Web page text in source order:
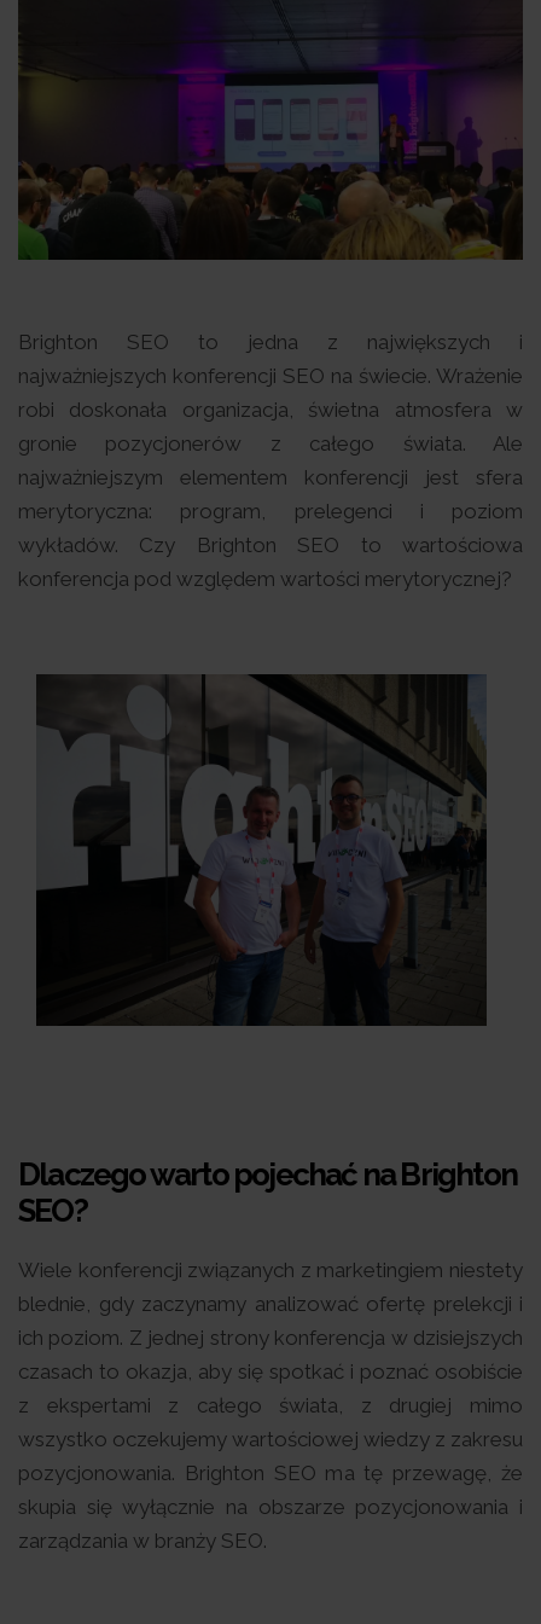
Brighton SEO to jedna z największych i
najważniejszych konferencji SEO na świecie. Wrażenie
robi doskonała organizacja, świetna atmosfera w
gronie pozycjonerów z całego świata. Ale
najważniejszym elementem konferencji jest sfera
merytoryczna: program, prelegenci i poziom
wykładów. Czy Brighton SEO to wartościowa
konferencja pod względem wartości merytorycznej?
Dlaczego warto pojechać na Brighton
SEO?
Wiele konferencji związanych z marketingiem niestety
blednie, gdy zaczynamy analizować ofertę prelekcji i
ich poziom. Z jednej strony konferencja w dzisiejszych
czasach to okazja, aby się spotkać i poznać osobiście
z ekspertami z całego świata, z drugiej mimo
wszystko oczekujemy wartościowej wiedzy z zakresu
pozycjonowania. Brighton SEO ma tę przewagę, że
skupia się wyłącznie na obszarze pozycjonowania i
zarządzania w branży SEO.